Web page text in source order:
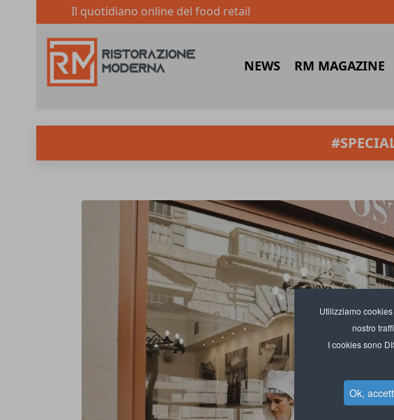
Utilizziamo
nostro
I cookies sono
Ok,
Il quotidiano online del food retail
NEWS RM MAGAZINE